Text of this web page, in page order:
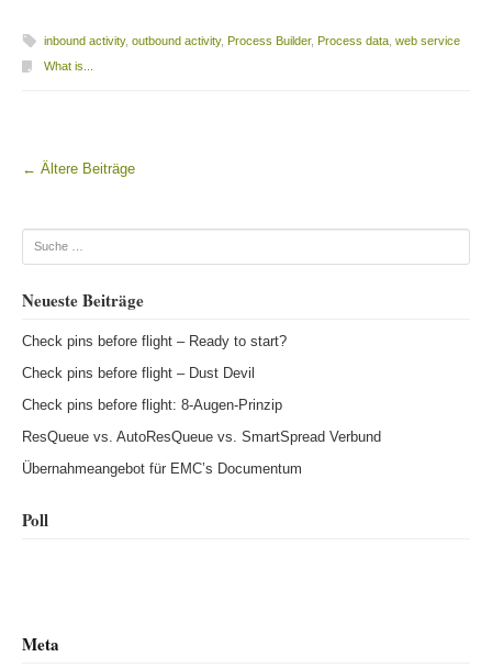
inbound activity, outbound activity, Process Builder, Process data, web service
What is...
Beitragsnavigation
← Ältere Beiträge
Suche
Neueste Beiträge
Check pins before flight – Ready to start?
Check pins before flight – Dust Devil
Check pins before flight: 8-Augen-Prinzip
ResQueue vs. AutoResQueue vs. SmartSpread Verbund
Übernahmeangebot für EMC’s Documentum
Poll
Meta